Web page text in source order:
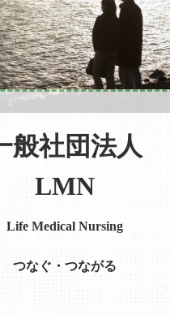
般社団法人
LMN
Life Medical Nursing
つなぐ・つながる